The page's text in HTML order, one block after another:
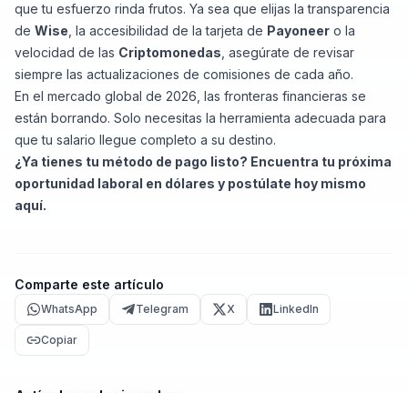
que tu esfuerzo rinda frutos. Ya sea que elijas la transparencia
de Wise , la accesibilidad de la tarjeta de Payoneer o la
velocidad de las Criptomonedas , asegúrate de revisar
siempre las actualizaciones de comisiones de cada año.
En el mercado global de 2026, las fronteras financieras se
están borrando. Solo necesitas la herramienta adecuada para
que tu salario llegue completo a su destino.
¿Ya tienes tu método de pago listo? Encuentra tu próxima
oportunidad laboral en dólares y postúlate hoy mismo
aquí.
Comparte este artículo
WhatsApp Telegram X LinkedIn
Copiar